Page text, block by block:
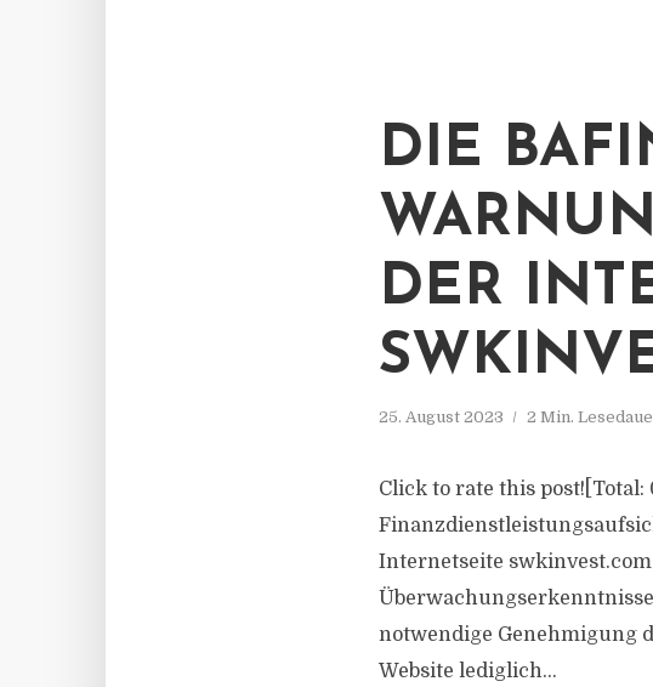
DIE
DER
25. August 2023 2 Min.
Click to rate this
Internetseite
notwendige Genehmigung
Website lediglich...